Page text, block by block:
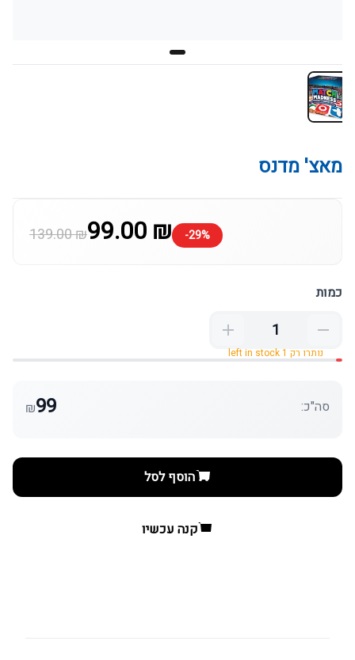
מאצ' מדנס
139.00 ₪99.00 ₪ -29%
כמות
נותרו רק 1 left in stock
סה"כ: 99
₪
הוסף לסל
קנה עכשיו